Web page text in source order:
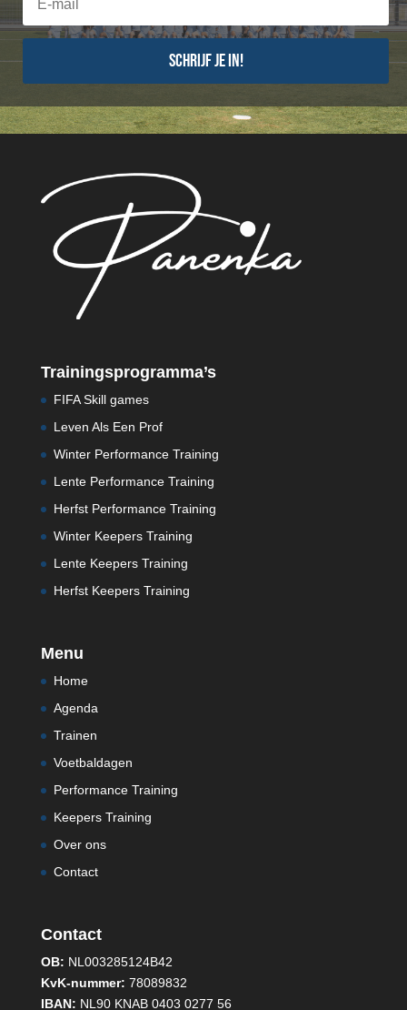
Schrijf je in!
Trainingsprogramma’s
FIFA Skill games
Leven Als Een Prof
Winter Performance Training
Lente Performance Training
Herfst Performance Training
Winter Keepers Training
Lente Keepers Training
Herfst Keepers Training
Menu
Home
Agenda
Trainen
Voetbaldagen
Performance Training
Keepers Training
Over ons
Contact
Contact
OB: NL003285124B42
KvK-nummer: 78089832
IBAN: NL90 KNAB 0403 0277 56